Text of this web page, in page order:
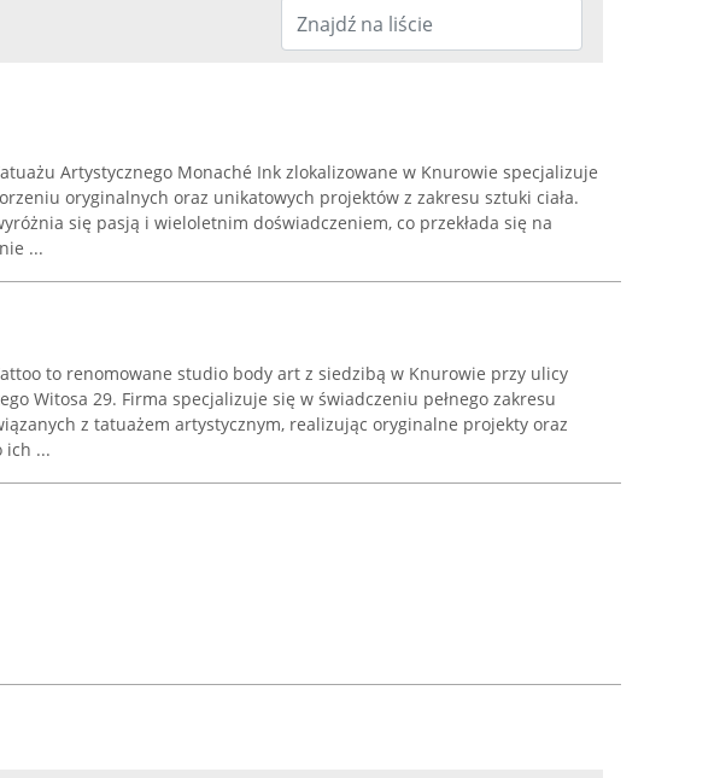
Artystycznego Monaché Ink zlokalizowane w Knurowie specjalizuje
oryginalnych oraz unikatowych projektów z zakresu sztuki ciała.
się pasją i wieloletnim doświadczeniem, co przekłada się na
...
to renomowane studio body art z siedzibą w Knurowie przy ulicy
Witosa 29. Firma specjalizuje się w świadczeniu pełnego zakresu
z tatuażem artystycznym, realizując oryginalne projekty oraz
ich ...